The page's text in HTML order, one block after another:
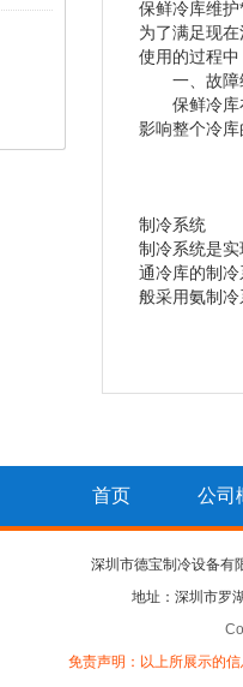
保鲜冷库维
为了满足现
使用的过程
一、故障
保鲜冷库在
影响整个冷
制冷系统
制冷系统是
通冷库的制
般采用氨制
首页 公司
深圳市德宝制冷设备有
地址：深圳市罗
免责声明：以上所展示的